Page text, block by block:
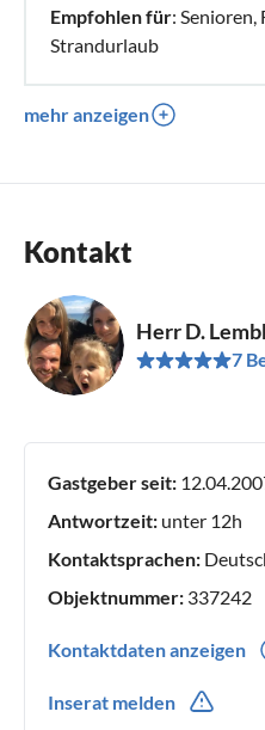
Empfohlen für: Senioren,
Strandurlaub
mehr anzeigen
Kontakt
Herr D.
7
Gastgeber seit:
Antwortzeit: unter 12h
Kontaktsprachen:
Objektnummer: 337242
Kontaktdaten anzeigen
Inserat melden